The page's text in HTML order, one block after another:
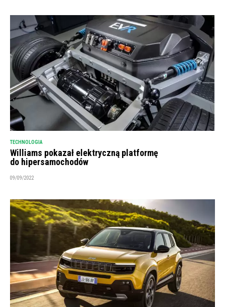
TECHNOLOGIA
Williams pokazał elektryczną platformę
do hipersamochodów
09/09/2022